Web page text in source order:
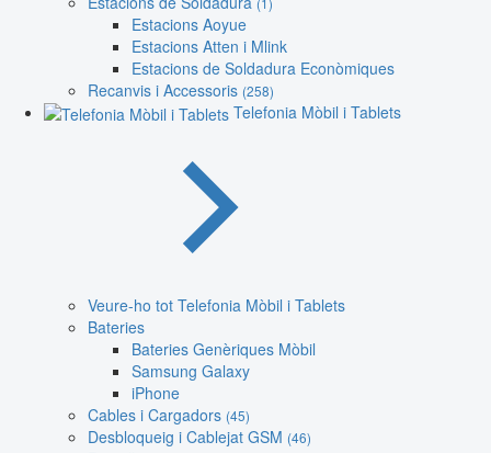
Estacions Aoyue
Estacions Atten i Mlink
Estacions de Soldadura Econòmiques
Recanvis i Accessoris (258)
Telefonia Mòbil i Tablets
Veure-ho tot Telefonia Mòbil i Tablets
Bateries
Bateries Genèriques Mòbil
Samsung Galaxy
iPhone
Cables i Cargadors (45)
Desbloqueig i Cablejat GSM (46)